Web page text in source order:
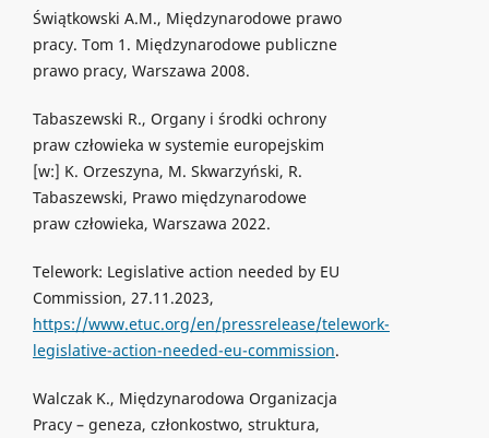
Świątkowski A.M., Międzynarodowe prawo
pracy. Tom 1. Międzynarodowe publiczne
prawo pracy, Warszawa 2008.
Tabaszewski R., Organy i środki ochrony
praw człowieka w systemie europejskim
[w:] K. Orzeszyna, M. Skwarzyński, R.
Tabaszewski, Prawo międzynarodowe
praw człowieka, Warszawa 2022.
Telework: Legislative action needed by EU
Commission, 27.11.2023,
https://www.etuc.org/en/pressrelease/telework-
legislative-action-needed-eu-commission.
Walczak K., Międzynarodowa Organizacja
Pracy – geneza, członkostwo, struktura,